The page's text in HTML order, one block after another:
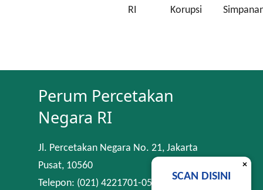
RI
Korupsi
Perum Percetakan
Negara RI
Jl. Percetakan Negara No. 21, Jakarta
Pusat, 10560
Telepon: (021) 4221701-05
×
SCAN DISINI